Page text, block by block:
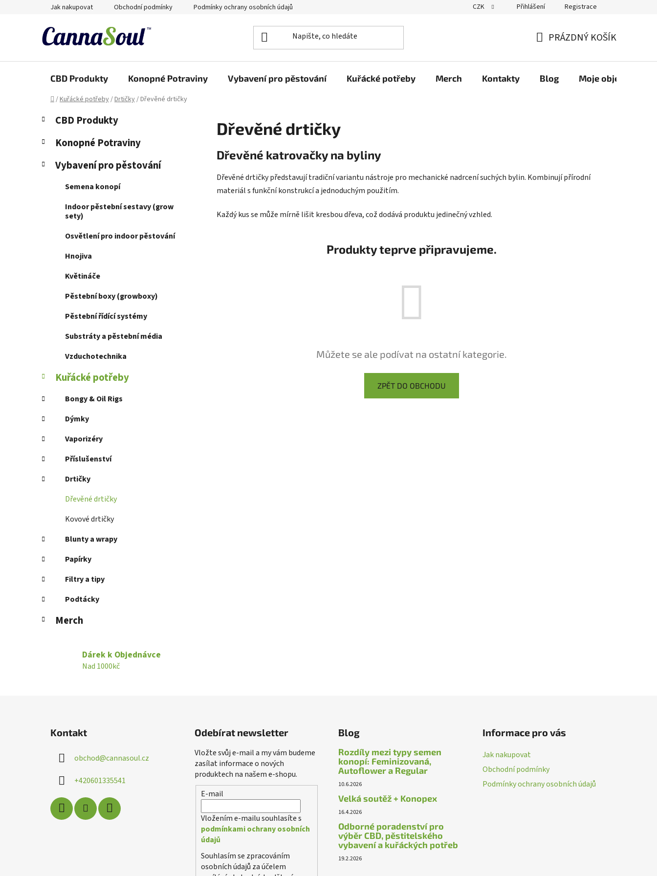
Jak nakupovat Obchodní podmínky Podmínky ochrany osobních údajů CZK Přihlášení Registrace
KOŠÍK
PRÁZDNÝ KOŠÍK
CBD Produkty Konopné Potraviny Vybavení pro pěstování Kuřácké potřeby Merch Kontakty Blog Moje objednávka
Domů
/Kuřácké potřeby/Drtičky/Dřevěné drtičky
P
s
r
Přeskočit
kategorie
K
a
e
o
CBD Produkty
Konopné Potraviny
Vybavení pro pěstování
Semena konopí
Indoor pěstební sestavy (grow
sety)
Osvětlení pro indoor pěstování
Hnojiva
Květináče
Pěstební boxy (growboxy)
Pěstební řídící systémy
Substráty a pěstební média
Vzduchotechnika
Kuřácké potřeby
Bongy & Oil Rigs
Dýmky
Vaporizéry
Příslušenství
Drtičky
Dřevěné drtičky
Kovové drtičky
Blunty a wrapy
Papírky
Filtry a tipy
Podtácky
Merch
Dřevěné drtičky
Dřevěné katrovačky na byliny
Dřevěné drtičky představují tradiční variantu nástroje pro mechanické nadrcení suchých bylin. Kombinují přírodní
materiál s funkční konstrukcí a jednoduchým použitím.
Každý kus se může mírně lišit kresbou dřeva, což dodává produktu jedinečný vzhled.
Produkty teprve připravujeme.
Můžete se ale podívat na ostatní kategorie.
ZPĚT DO OBCHODU
Dárek k Objednávce
Nad 1000kč
Kontakt
obchod@cannasoul.cz
+420601335541
Odebírat newsletter
Vložte svůj e-mail a my vám budeme
zasílat informace o nových
produktech na našem e-shopu.
E-mail
Vložením e-mailu souhlasíte s
podmínkami ochrany osobních
údajů
Souhlasím se zpracováním
osobních údajů za účelem
Blog
Rozdíly mezi typy semen
konopí: Feminizovaná,
Autoflower a Regular
10.6.2026
Velká soutěž + Konopex
16.4.2026
Odborné poradenství pro
výběr CBD, pěstitelského
vybavení a kuřáckých potřeb
19.2.2026
Informace pro vás
Jak nakupovat
Obchodní podmínky
Podmínky ochrany osobních údajů